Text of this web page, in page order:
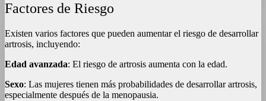
Factores de Riesgo
Existen varios factores que pueden aumentar el riesgo de desarrollar
artrosis, incluyendo:
Edad avanzada: El riesgo de artrosis aumenta con la edad.
Sexo: Las mujeres tienen más probabilidades de desarrollar artrosis,
especialmente después de la menopausia.